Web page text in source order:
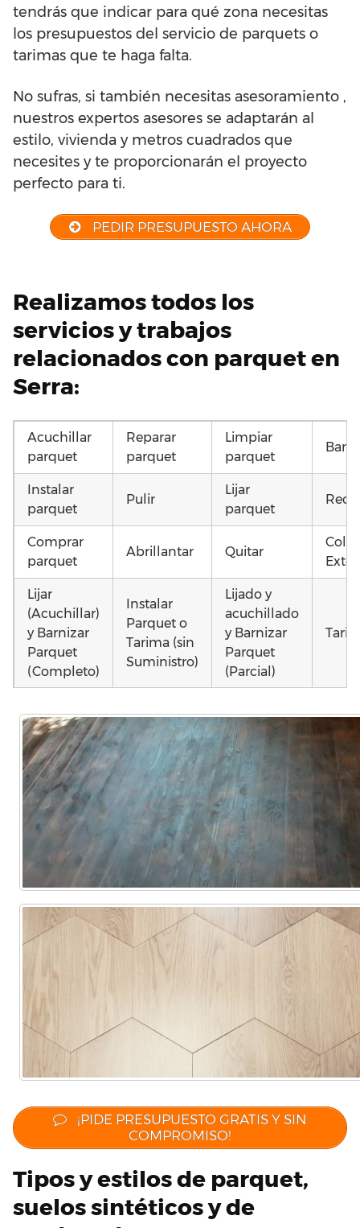
tendrás que indicar para qué zona necesitas
los presupuestos del servicio de parquets o
tarimas que te haga falta.
No sufras, si también necesitas asesoramiento ,
nuestros expertos asesores se adaptarán al
estilo, vivienda y metros cuadrados que
necesites y te proporcionarán el proyecto
perfecto para ti.
PEDIR PRESUPUESTO AHORA
Realizamos todos los
servicios y trabajos
relacionados con parquet en
Serra:
Acuchillar
parquet
Reparar
parquet
Limpiar
parquet
Instalar
parquet
Pulir
Lijar
parquet
Comprar
parquet
Abrillantar Quitar
Lijar
(Acuchillar)
y Barnizar
Parquet
(Completo)
Instalar
Parquet o
Tarima (sin
Suministro)
Lijado y
acuchillado
y Barnizar
Parquet
(Parcial)
parquet o
Tarima
Local
Comercial
parquet o
Tarima
Vivienda
(Completa)
parquet o
Tarima
Vivienda
(Parcial)
¡PIDE PRESUPUESTO GRATIS Y SIN
COMPROMISO!
Tipos y estilos de parquet,
suelos sintéticos y de